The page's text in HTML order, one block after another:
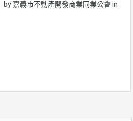
by 嘉義市不動產開發商業同業公會in